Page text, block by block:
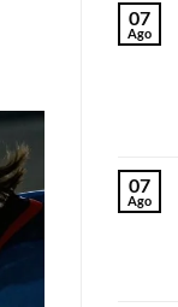
07
Ago
07
Ago